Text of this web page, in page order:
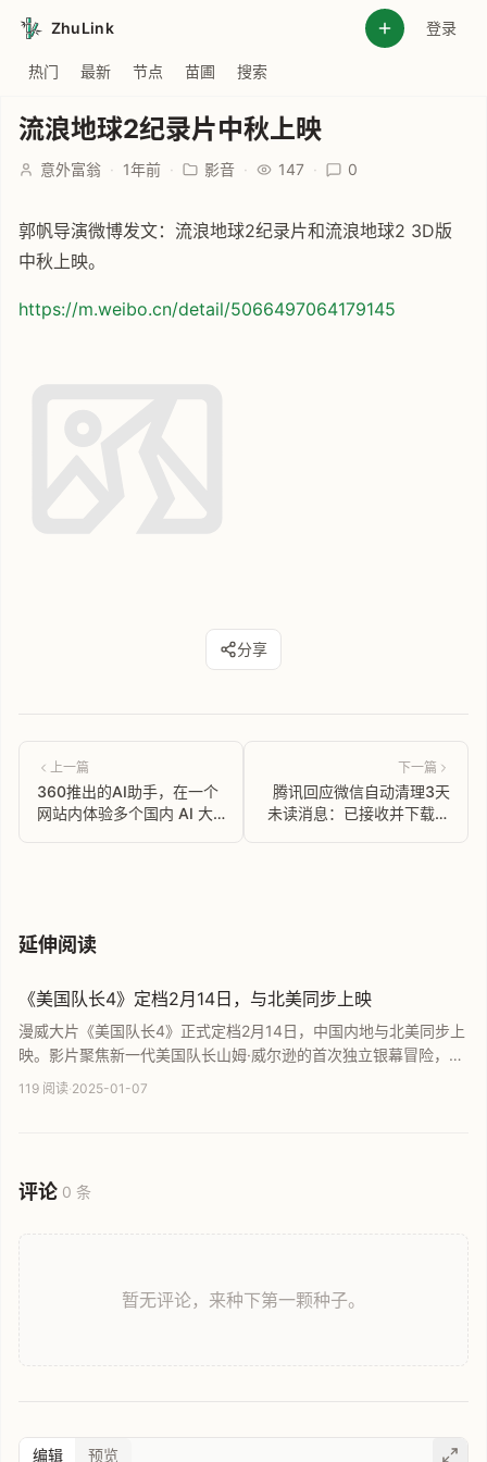
ZhuLink 登录
热门 最新 节点 苗圃 搜索
流浪地球2纪录片中秋上映
意外富翁 · 1年前 · 影音 · 147 · 0
郭帆导演微博发文：流浪地球2纪录片和流浪地球2 3D版
中秋上映。
https://m.weibo.cn/detail/5066497064179145
分享
上一篇
360推出的AI助手，在一个
网站内体验多个国内 AI 大
下一篇
腾讯回应微信自动清理3天
未读消息：已接收并下载，
延伸阅读
《美国队长4》定档2月14日，与北美同步上映
漫威大片《美国队长4》正式定档2月14日，中国内地与北美同步上
映。影片聚焦新一代美国队长山姆·威尔逊的首次独立银幕冒险，并
在剧情上深度关联史蒂夫·罗杰斯的传奇故事。由安东尼·麦凯与哈里
119 阅读·2025-01-07
评论 0 条
暂无评论，来种下第一颗种子。
编辑 预览